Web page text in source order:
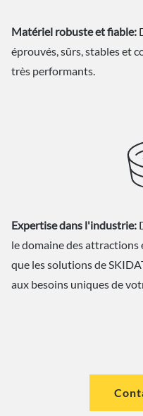
Matériel robuste et fiable:
éprouvés, sûrs, stables et
très performants.
Expertise dans l'industrie:
le domaine des attractions
que les solutions de
aux besoins uniques de